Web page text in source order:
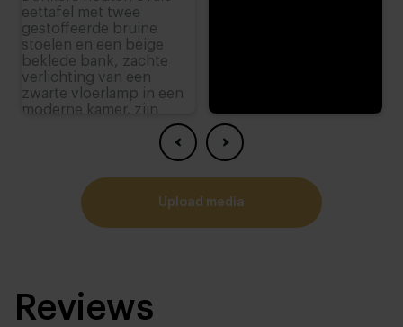
upload media
Reviews